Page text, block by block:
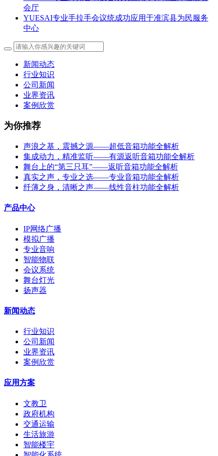
会厅
YUESAI专业手拉手会议统成功应用于准滨县为民服务
中心
新闻动态
行业知识
公司新闻
业界资讯
案例欣赏
为你推荐
声浪之基，震撼之源——超低音箱功能全解析
集成动力，精准监听——有源返听音箱功能全解析
舞台上的“第三只耳”——返听音箱功能全解析
真实之声，专业之选——专业音箱功能全解析
纤薄之身，清晰之声——线性音柱功能全解析
产品中心
IP网络广播
模拟广播
专业音响
智能物联
会议系统
舞台灯光
扬声器
新闻动态
行业知识
公司新闻
业界资讯
案例欣赏
应用方案
文教卫
政府机构
交通运输
生活旅游
智能楼宇